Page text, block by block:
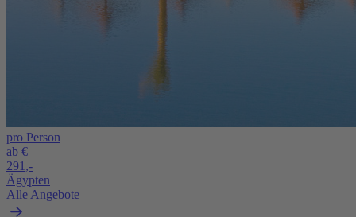
pro Person
ab €
291,-
Ägypten
Alle Angebote